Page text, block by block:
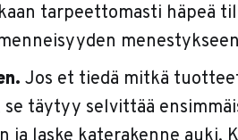
tarpeettomasti häpeä
Jos et tiedä mitkä
täytyy selvittää